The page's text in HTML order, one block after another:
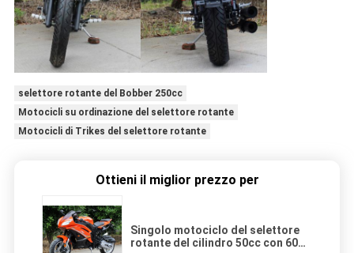
selettore rotante del Bobber 250cc
Motocicli su ordinazione del selettore rotante
Motocicli di Trikes del selettore rotante
Ottieni il miglior prezzo per
Singolo motociclo del selettore
rotante del cilindro 50cc con 60